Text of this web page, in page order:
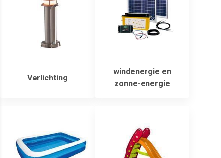
Verlichting
windenergie en
zonne-energie